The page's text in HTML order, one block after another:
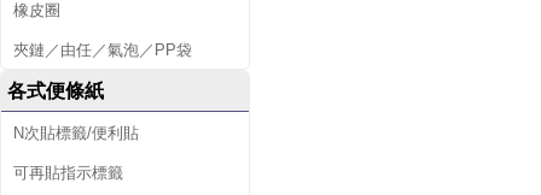
橡皮圈
夾鏈／由任／氣泡／PP袋
各式便條紙
N次貼標籤/便利貼
可再貼指示標籤